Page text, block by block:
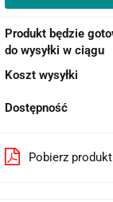
Produkt będzie
do wysyłki w ciągu
Koszt wysyłki
Dostępność
Pobierz